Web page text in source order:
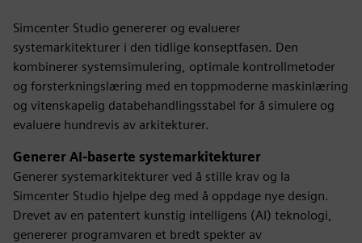
Simcenter Studio genererer og evaluerer
systemarkitekturer i den tidlige konseptfasen. Den
kombinerer systemsimulering, optimale kontrollmetoder
og forsterkningslæring med en toppmoderne maskinlæring
og vitenskapelig databehandlingsstabel for å simulere og
evaluere hundrevis av arkitekturer.
Generer AI-baserte systemarkitekturer
Generer systemarkitekturer ved å stille krav og la
Simcenter Studio hjelpe deg med å oppdage nye design.
Drevet av en patentert kunstig intelligens (AI) teknologi,
genererer programvaren et bredt spekter av